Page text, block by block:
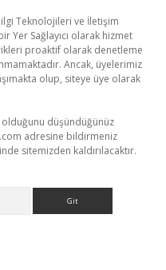
Teknolojileri ve İletişim
Yer Sağlayıcı olarak hizmet
proaktif olarak denetleme
Ancak, üyelerimiz
olup, siteye üye olarak
olduğunu düşündüğünüz
adresine bildirmeniz
sitemizden kaldırılacaktır.